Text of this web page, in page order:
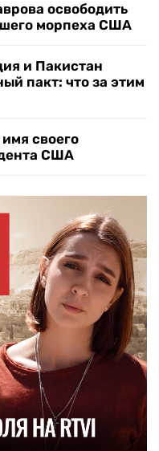
освободить
морпеха США
и Пакистан
пакт: что за этим
своего
США